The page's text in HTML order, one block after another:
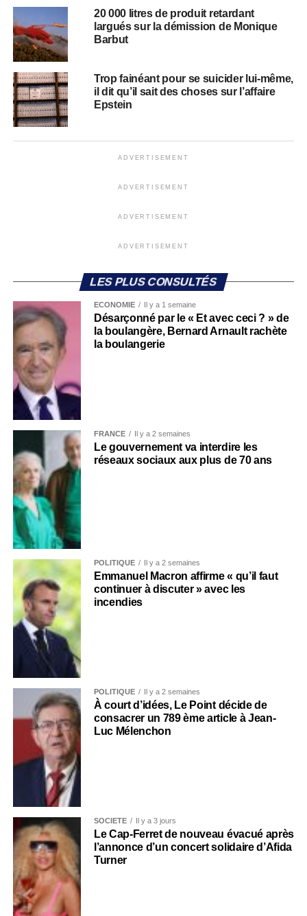
20 000 litres de produit retardant
largués sur la démission de Monique
Barbut
Trop fainéant pour se suicider lui-même,
il dit qu’il sait des choses sur l’affaire
Epstein
ADVERTISEMENT
ADVERTISEMENT
ADVERTISEMENT
ADVERTISEMENT
LES PLUS CONSULTÉS
ECONOMIE Il y a 1 semaine
Désarçonné par le « Et avec ceci ? » de
la boulangère, Bernard Arnault rachète
la boulangerie
FRANCE Il y a 2 semaines
Le gouvernement va interdire les
réseaux sociaux aux plus de 70 ans
POLITIQUE Il y a 2 semaines
Emmanuel Macron affirme « qu’il faut
continuer à discuter » avec les
incendies
POLITIQUE Il y a 2 semaines
À court d’idées, Le Point décide de
consacrer un 789 ème article à Jean-
Luc Mélenchon
SOCIÉTÉ Il y a 3 jours
Le Cap-Ferret de nouveau évacué après
l’annonce d’un concert solidaire d’Afida
Turner